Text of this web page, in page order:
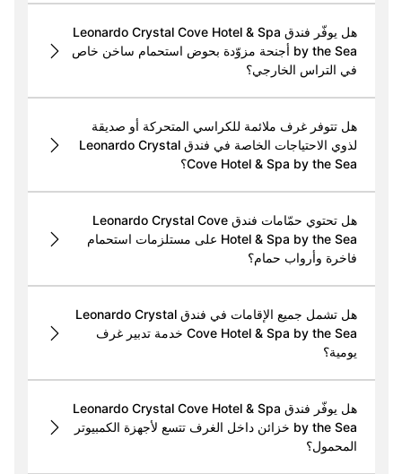
هل يوفّر فندق Leonardo Crystal Cove Hotel & Spa
by the Sea أجنحة مزوّدة بحوض استحمام ساخن خاص
في التراس الخارجي؟
هل تتوفر غرف ملائمة للكراسي المتحركة أو صديقة
لذوي الاحتياجات الخاصة في فندق Leonardo Crystal
Cove Hotel & Spa by the Sea؟
هل تحتوي حمّامات فندق Leonardo Crystal Cove
Hotel & Spa by the Sea على مستلزمات استحمام
فاخرة وأرواب حمام؟
هل تشمل جميع الإقامات في فندق Leonardo Crystal
Cove Hotel & Spa by the Sea خدمة تدبير غرف
يومية؟
هل يوفّر فندق Leonardo Crystal Cove Hotel & Spa
by the Sea خزائن داخل الغرف تتسع لأجهزة الكمبيوتر
المحمول؟